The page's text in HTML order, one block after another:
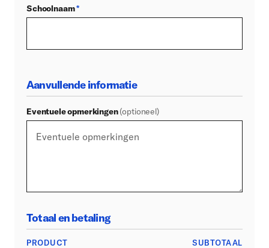
Schoolnaam*
Aanvullende informatie
Eventuele opmerkingen(optioneel)
Totaal en betaling
PRODUCT SUBTOTAAL